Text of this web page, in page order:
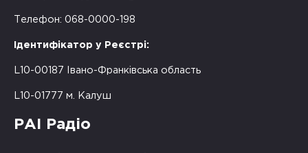
Телефон: 068-0000-198
Ідентифікатор у Реєстрі:
L10-00187 Івано-Франківська область
L10-01777 м. Калуш
РАІ Радіо